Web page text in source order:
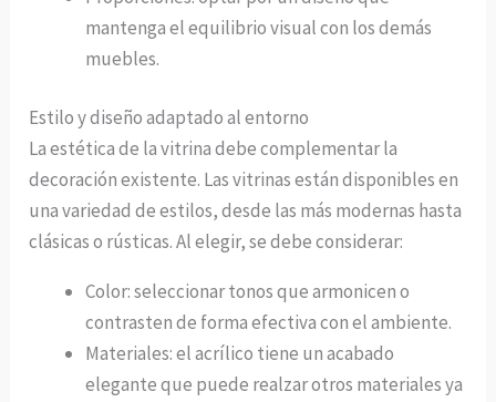
mantenga el equilibrio visual con los demás
muebles.
Estilo y diseño adaptado al entorno
La estética de la vitrina debe complementar la
decoración existente. Las vitrinas están disponibles en
una variedad de estilos, desde las más modernas hasta
clásicas o rústicas. Al elegir, se debe considerar:
Color: seleccionar tonos que armonicen o
contrasten de forma efectiva con el ambiente.
Materiales: el acrílico tiene un acabado
elegante que puede realzar otros materiales ya